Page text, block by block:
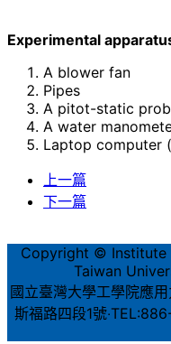
Experimental
A blower fan
Pipes
A pitot-static
A water
Laptop computer
上一篇
下一篇
Copyright © Institute
Taiwan
國立臺灣大學工學院應
斯福路四段1號